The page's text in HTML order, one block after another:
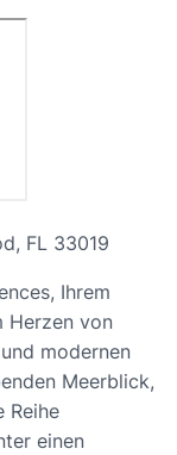
FL 33019
Ihrem
Herzen von
modernen
Meerblick,
Reihe
einen